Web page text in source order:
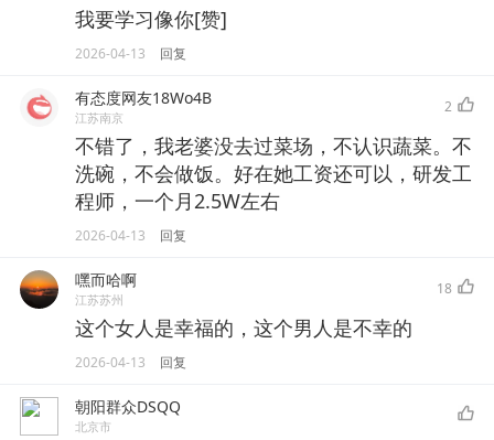
我要学习像你[赞]
2026-04-13 回复
有态度网友18Wo4B
江苏南京
2
不错了，我老婆没去过菜场，不认识蔬菜。不
洗碗，不会做饭。好在她工资还可以，研发工
程师，一个月2.5W左右
2026-04-13 回复
嘿而哈啊
江苏苏州
18
这个女人是幸福的，这个男人是不幸的
2026-04-13 回复
朝阳群众DSQQ
北京市